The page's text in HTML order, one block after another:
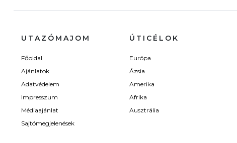
UTAZÓMAJOM
Főoldal
Ajánlatok
Adatvédelem
Impresszum
Médiaajánlat
Sajtómegjelenések
ÚTICÉLOK
Európa
Ázsia
Amerika
Afrika
Ausztrália